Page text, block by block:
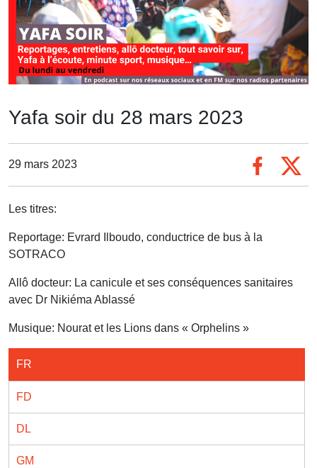
Yafa soir du 28 mars 2023
29 mars 2023
Les titres:
Reportage: Evrard Ilboudo, conductrice de bus à la
SOTRACO
Allô docteur: La canicule et ses conséquences sanitaires
avec Dr Nikiéma Ablassé
Musique: Nourat et les Lions dans « Orphelins »
FR
FD
DL
GM